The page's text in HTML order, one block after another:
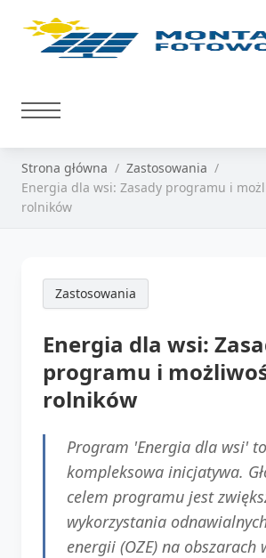
Strona główna
Zastosowania
Energia dla wsi: Zasady programu i
rolników
Zastosowania
Energia dla wsi:
programu i
rolników
Program 'Energia dla wsi' to
kompleksowa inicjatywa.
celem programu jest
wykorzystania
energii (OZE) na obszarach